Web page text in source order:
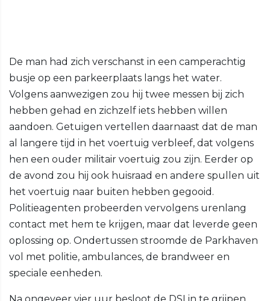
De man had zich verschanst in een camperachtig
busje op een parkeerplaats langs het water.
Volgens aanwezigen zou hij twee messen bij zich
hebben gehad en zichzelf iets hebben willen
aandoen. Getuigen vertellen daarnaast dat de man
al langere tijd in het voertuig verbleef, dat volgens
hen een ouder militair voertuig zou zijn. Eerder op
de avond zou hij ook huisraad en andere spullen uit
het voertuig naar buiten hebben gegooid.
Politieagenten probeerden vervolgens urenlang
contact met hem te krijgen, maar dat leverde geen
oplossing op. Ondertussen stroomde de Parkhaven
vol met politie, ambulances, de brandweer en
speciale eenheden.